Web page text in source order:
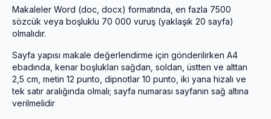
Makaleler Word (doc, docx) formatında, en fazla 7500
sözcük veya boşluklu 70 000 vuruş (yaklaşık 20 sayfa)
olmalıdır.
Sayfa yapısı makale değerlendirme için gönderilirken A4
ebadında, kenar boşlukları sağdan, soldan, üstten ve alttan
2,5 cm, metin 12 punto, dipnotlar 10 punto, iki yana hizalı ve
tek satır aralığında olmalı; sayfa numarası sayfanın sağ altına
verilmelidir